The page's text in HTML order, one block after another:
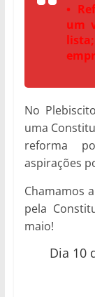
•
um
No
uma
reforma
aspirações
Chamamos
pela
maio!
Dia 10